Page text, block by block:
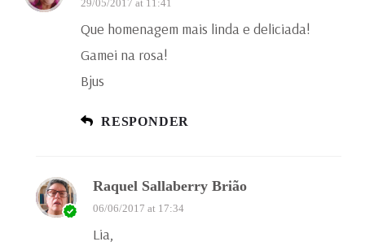
29/05/2017 at 11:41
Que homenagem mais linda e deliciada!
Gamei na rosa!
Bjus
RESPONDER
Raquel Sallaberry Brião
06/06/2017 at 17:34
Lia,